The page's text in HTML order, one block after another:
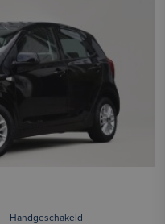
Handgeschakeld